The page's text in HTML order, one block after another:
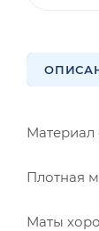
Материал
Плотная
Маты